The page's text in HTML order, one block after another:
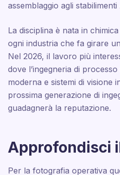
assemblaggio agli
La disciplina è nata in
ogni industria che fa girare
Nel 2026, il lavoro più
dove l’ingegneria di
moderna e sistemi di visione
prossima generazione di
guadagnerà la reputazione.
Approfondisci
Per la fotografia operativa